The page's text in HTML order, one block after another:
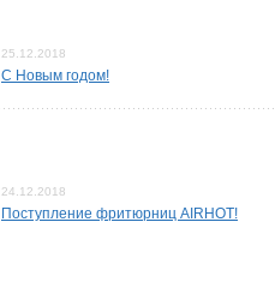
25.12.2018
С Новым годом!
24.12.2018
Поступление фритюрниц AIRHOT!